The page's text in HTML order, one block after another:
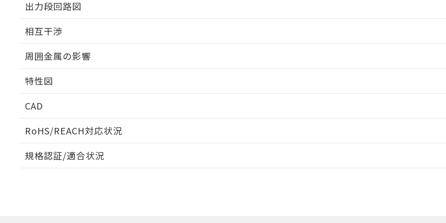
出力段回路図
相互干渉
周囲金属の影響
特性図
CAD
RoHS/REACH対応状況
EU RoHS 注意事項・凡例
規格認証/適合状況